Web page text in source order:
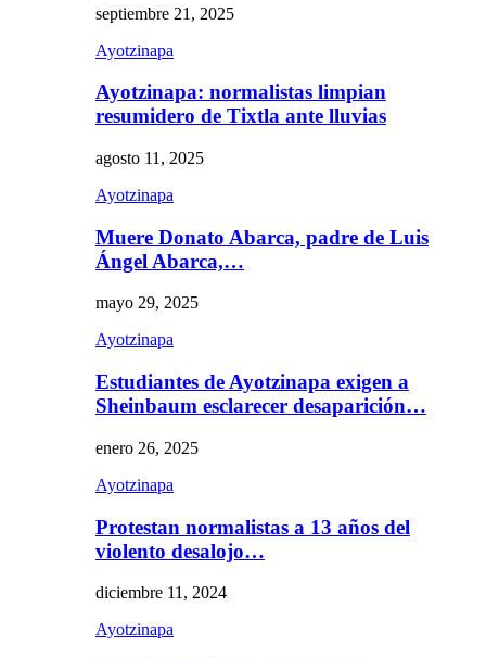
septiembre 21, 2025
Ayotzinapa
Ayotzinapa: normalistas limpian
resumidero de Tixtla ante lluvias
agosto 11, 2025
Ayotzinapa
Muere Donato Abarca, padre de Luis
Ángel Abarca,…
mayo 29, 2025
Ayotzinapa
Estudiantes de Ayotzinapa exigen a
Sheinbaum esclarecer desaparición…
enero 26, 2025
Ayotzinapa
Protestan normalistas a 13 años del
violento desalojo…
diciembre 11, 2024
Ayotzinapa